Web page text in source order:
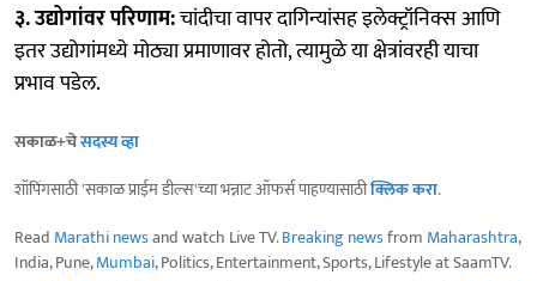
३. उद्योगांवर परिणाम:चांदीचा वापर दागिन्यांसह इलेक्ट्रॉनिक्स आणि
इतर उद्योगांमध्ये मोठ्या प्रमाणावर होतो, त्यामुळे या क्षेत्रांवरही याचा
प्रभाव पडेल.
सकाळ+चेसदस्य व्हा
शॉपिंगसाठी 'सकाळ प्राईम डील्स'च्या भन्नाट ऑफर्स पाहण्यासाठीक्लिक करा.
Read Marathi newsand watch Live TV.Breaking newsfrom Maharashtra,
India, Pune,Mumbai, Politics, Entertainment, Sports, Lifestyle at SaamTV.